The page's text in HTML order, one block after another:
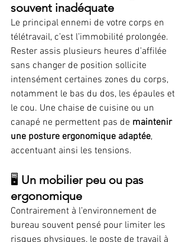
souvent inadéquate
Le principal ennemi de votre corps en
télétravail, c’est l’immobilité prolongée.
Rester assis plusieurs heures d’affilée
sans changer de position sollicite
intensément certaines zones du corps,
notamment le bas du dos, les épaules et
le cou. Une chaise de cuisine ou un
canapé ne permettent pas de maintenir
une posture ergonomique adaptée,
accentuant ainsi les tensions.
🖥️ Un mobilier peu ou pas
ergonomique
Contrairement à l’environnement de
bureau souvent pensé pour limiter les